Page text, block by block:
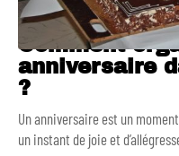
Comment
anniversaire
?
Un anniversaire est un
un instant de joie et